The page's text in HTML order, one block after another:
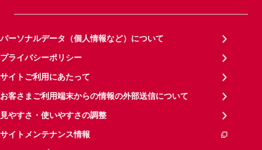
パーソナルデータ（個人情報など）について
プライバシーポリシー
サイトご利用にあたって
お客さまご利用端末からの情報の外部送信について
見やすさ・使いやすさの調整
サイトメンテナンス情報